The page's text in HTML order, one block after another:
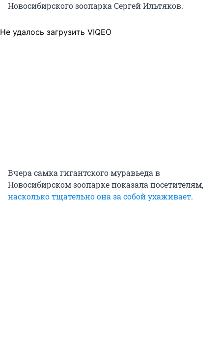
Новосибирского зоопарка Сергей Ильтяков.
Не удалось загрузить VIQEO
Вчера самка гигантского муравьеда в
Новосибирском зоопарке показала посетителям,
насколько тщательно она за собой ухаживает.